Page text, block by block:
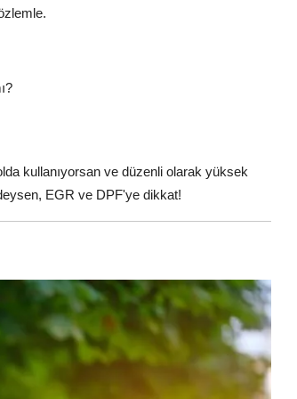
kullanıyorsan ve düzenli olarak yüksek
EGR ve DPF'ye dikkat!